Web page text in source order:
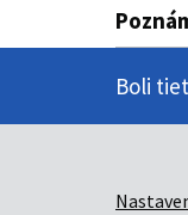
Boli